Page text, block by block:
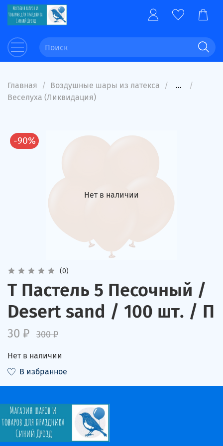
Главная Воздушные шары из латекса
...
Веселуха (Ликвидация)
Нет в наличии
-90%
(0)
Т Пастель 5 Песочный /
Desert sand / 100 шт. / П
30 ₽ 300 ₽
Нет в наличии
В избранное